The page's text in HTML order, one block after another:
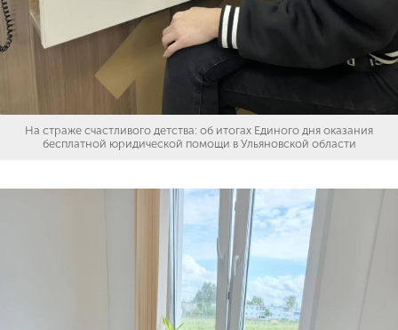
На страже счастливого детства: об итогах Единого дня оказания
бесплатной юридической помощи в Ульяновской области